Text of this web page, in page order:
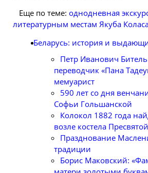
Еще по теме: однодневная
литературным местам Якуба
Беларусь: история и
Петр Иванович
переводчик «Пана
мемуарист
590 лет со дня
Софьи Гольшанской
Колокол 1882 года
возле костела
Празднование
традиции
Борис Маковский: